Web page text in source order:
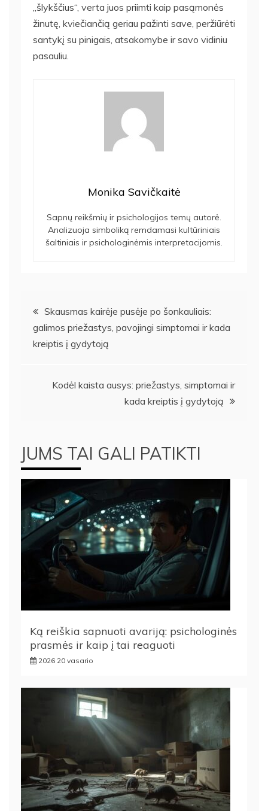
„šlykščius“, verta juos priimti kaip pasąmonės
žinutę, kviečiančią geriau pažinti save, peržiūrėti
santykį su pinigais, atsakomybe ir savo vidiniu
pasauliu.
Monika Savičkaitė
Sapnų reikšmių ir psichologijos temų autorė.
Analizuoja simboliką remdamasi kultūriniais
šaltiniais ir psichologinėmis interpretacijomis.
Navigacija
tarp
Skausmas kairėje pusėje po šonkauliais:
galimos priežastys, pavojingi simptomai ir kada
kreiptis į gydytoją
Kodėl kaista ausys: priežastys, simptomai ir
kada kreiptis į gydytoją
JUMS TAI GALI PATIKTI
Ką reiškia sapnuoti avariją: psichologinės
prasmės ir kaip į tai reaguoti
2026 20 vasario